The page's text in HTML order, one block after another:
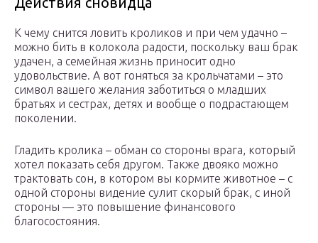
К чему снится ловить кроликов и при чем удачно –
можно бить в колокола радости, поскольку ваш брак
удачен, а семейная жизнь приносит одно
удовольствие. А вот гоняться за крольчатами – это
символ вашего желания заботиться о младших
братьях и сестрах, детях и вообще о подрастающем
поколении.
Гладить кролика – обман со стороны врага, который
хотел показать себя другом. Также двояко можно
трактовать сон, в котором вы кормите животное – с
одной стороны видение сулит скорый брак, с иной
стороны — это повышение финансового
благосостояния.